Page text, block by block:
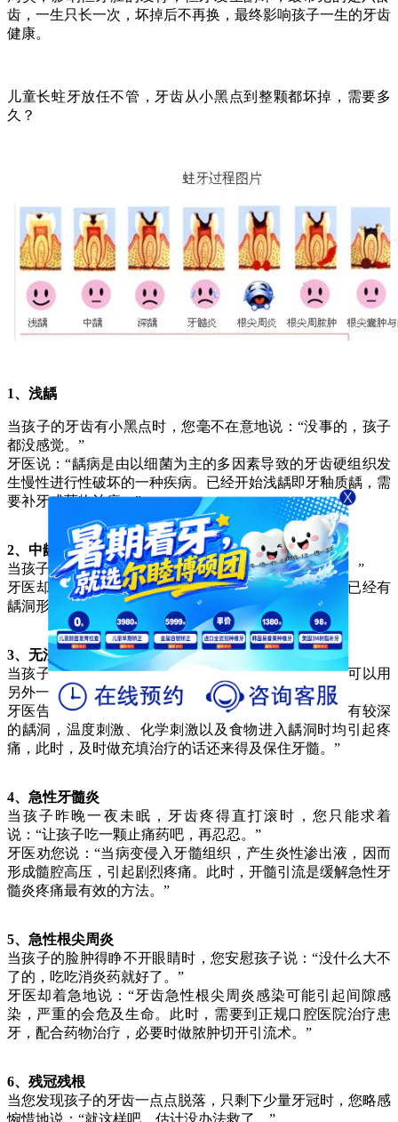
齿，一生只长一次，坏掉后不再换，最终影响孩子一生的牙齿
健康。
儿童长蛀牙放任不管，牙齿从小黑点到整颗都坏掉，需要多
久？
1、 浅龋
当孩子的牙齿有小黑点时，您毫不在意地说：“没事的，孩子
都没感觉。”
牙医说：“龋病是由以细菌为主的多因素导致的牙齿硬组织发
生慢性进行性破坏的一种疾病。已经开始浅龋即牙釉质龋，需
要补牙或药物治疗。”
2、中龋
当孩子吃糖时哭着喊酸疼，您说:“没关系，还不是很疼。”
牙医却说：“这时病变已经破坏到牙本质浅层了，牙齿已经有
龋洞形成，对酸甜食物敏感，需要做充填治疗。”
3、无法咀嚼
当孩子吃东西时，没法咬食物，您说：“还好，孩子还可以用
另外一边牙齿咬。”
牙医告诫您说：“病变已经破坏到了牙本质深层，牙齿有较深
的龋洞，温度刺激、化学刺激以及食物进入龋洞时均引起疼
痛，此时，及时做充填治疗的话还来得及保住牙髓。”
4、急性牙髓炎
当孩子昨晚一夜未眠，牙齿疼得直打滚时，您只能求着
说：“让孩子吃一颗止痛药吧，再忍忍。”
牙医劝您说：“当病变侵入牙髓组织，产生炎性渗出液，因而
形成髓腔高压，引起剧烈疼痛。此时，开髓引流是缓解急性牙
髓炎疼痛最有效的方法。”
5、急性根尖周炎
当孩子的脸肿得睁不开眼睛时，您安慰孩子说：“没什么大不
了的，吃吃消炎药就好了。”
牙医却着急地说：“牙齿急性根尖周炎感染可能引起间隙感
染，严重的会危及生命。此时，需要到正规口腔医院治疗患
牙，配合药物治疗，必要时做脓肿切开引流术。”
6、残冠残根
当您发现孩子的牙齿一点点脱落，只剩下少量牙冠时，您略感